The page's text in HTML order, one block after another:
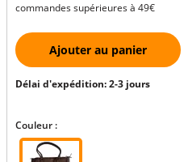
commandes supérieures à 49€
Ajouter au panier
Délai d'expédition: 2-3 jours
Couleur :